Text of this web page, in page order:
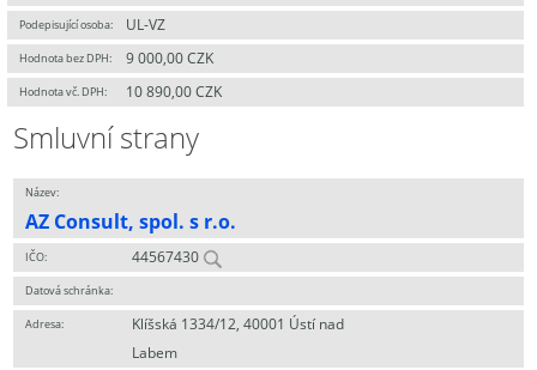
Podepisující osoba: UL-VZ
Hodnota bez DPH: 9 000,00 CZK
Hodnota vč. DPH: 10 890,00 CZK
Smluvní strany
Název:
AZ Consult, spol. s r.o.
IČO: 44567430
Datová schránka:
Adresa:
Klíšská 1334/12, 40001 Ústí nad
Labem